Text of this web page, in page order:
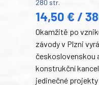
280 str.
14,50 € /
Okamžitě po
závody v Plzni
československou
konstrukční
jedinečné